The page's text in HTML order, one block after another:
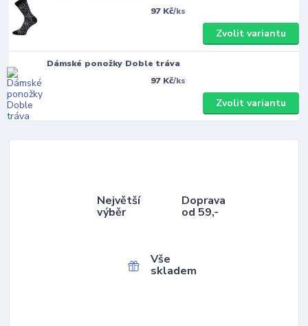
97 Kč/ks
Zvolit variantu
Dámské ponožky Doble tráva
97 Kč/ks
Zvolit variantu
Největší
výběr
Doprava
od 59,-
Vše
skladem